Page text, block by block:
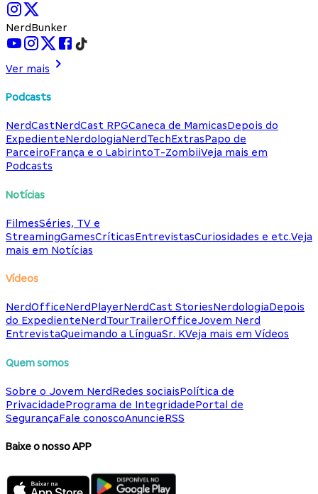
NerdBunker
Ver mais
Podcasts
NerdCastNerdCast RPGCaneca de MamicasDepois do
ExpedienteNerdologiaNerdTechExtrasPapo de
ParceiroFrança e o LabirintoT-ZombiiVeja mais em
Podcasts
Notícias
FilmesSéries, TV e
StreamingGamesCríticasEntrevistasCuriosidades e etc.Veja
mais em Notícias
Vídeos
NerdOfficeNerdPlayerNerdCast StoriesNerdologiaDepois
do ExpedienteNerdTourTrailerOfficeJovem Nerd
EntrevistaQueimando a LínguaSr. KVeja mais em Vídeos
Quem somos
Sobre o Jovem NerdRedes sociaisPolítica de
PrivacidadePrograma de IntegridadePortal de
SegurançaFale conoscoAnuncieRSS
Baixe o nosso APP